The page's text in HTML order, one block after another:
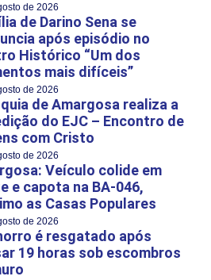
de 2026
de Darino Sena se
após episódio no
Histórico “Um dos
mais difíceis”
de 2026
de Amargosa realiza a
do EJC – Encontro de
com Cristo
de 2026
Veículo colide em
e capota na BA-046,
as Casas Populares
de 2026
é resgatado após
19 horas sob escombros